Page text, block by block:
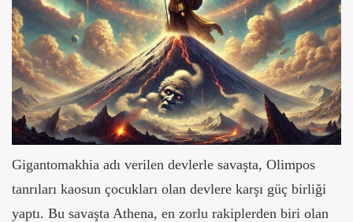
Gigantomakhia adı verilen devlerle savaşta, Olimpos
tanrıları kaosun çocukları olan devlere karşı güç birliği
yaptı. Bu savaşta Athena, en zorlu rakiplerden biri olan